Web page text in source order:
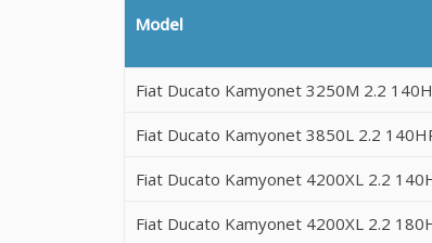
Model
Fiat Ducato Kamyonet 3250M 2.2
Fiat Ducato Kamyonet 3850L 2.2
Fiat Ducato Kamyonet 4200XL 2.2
Fiat Ducato Kamyonet 4200XL 2.2